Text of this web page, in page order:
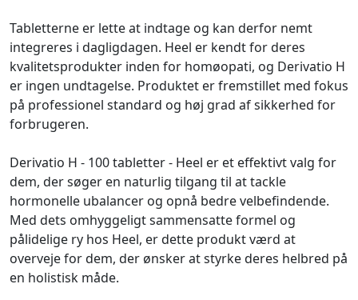
Tabletterne er lette at indtage og kan derfor nemt
integreres i dagligdagen. Heel er kendt for deres
kvalitetsprodukter inden for homøopati, og Derivatio H
er ingen undtagelse. Produktet er fremstillet med fokus
på professionel standard og høj grad af sikkerhed for
forbrugeren.
Derivatio H - 100 tabletter - Heel er et effektivt valg for
dem, der søger en naturlig tilgang til at tackle
hormonelle ubalancer og opnå bedre velbefindende.
Med dets omhyggeligt sammensatte formel og
pålidelige ry hos Heel, er dette produkt værd at
overveje for dem, der ønsker at styrke deres helbred på
en holistisk måde.